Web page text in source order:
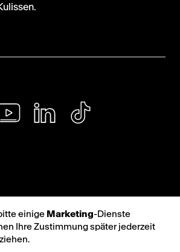
einige Marketing-Dienste
Ihre Zustimmung später jederzeit